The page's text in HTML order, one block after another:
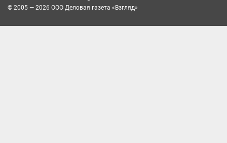
© 2005 — 2026 ООО Деловая газета «Взгляд»